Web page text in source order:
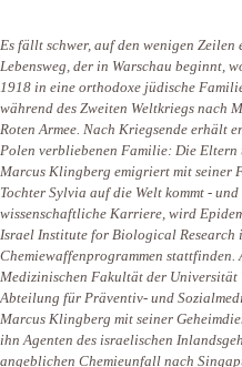
Es fällt schwer, auf den wenigen Zeilen
Lebensweg, der in Warschau beginnt,
1918 in eine orthodoxe jüdische
während des Zweiten Weltkriegs nach
Roten Armee. Nach Kriegsende erhält
Polen verbliebenen Familie: Die
Marcus Klingberg emigriert mit seiner
Tochter Sylvia auf die Welt kommt -
wissenschaftliche Karriere, wird
Israel Institute for Biological Research
Chemiewaffenprogrammen
Medizinischen Fakultät der Universität
Abteilung für Präventiv- und
Marcus Klingberg mit seiner
ihn Agenten des israelischen
angeblichen Chemieunfall nach